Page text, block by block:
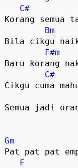
C#
Korang semua
Bm
Bila cikgu
F#m
Baru korang
C#
Cikgu cuma
Semua jadi
Gm
Pat pat pat
F